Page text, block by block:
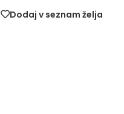
Dodaj v seznam želja